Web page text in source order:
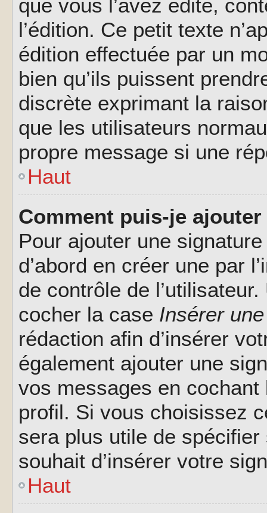
que vous l’avez édité,
l’édition. Ce petit texte
édition effectuée par un
bien qu’ils puissent
discrète exprimant la
que les utilisateurs
propre message si une
Haut
Comment puis-je
Pour ajouter une
d’abord en créer une par
de contrôle de
cocher la case Insérer
rédaction afin d’insérer
également ajouter une
vos messages en
profil. Si vous choisissez
sera plus utile de
souhait d’insérer votre
Haut